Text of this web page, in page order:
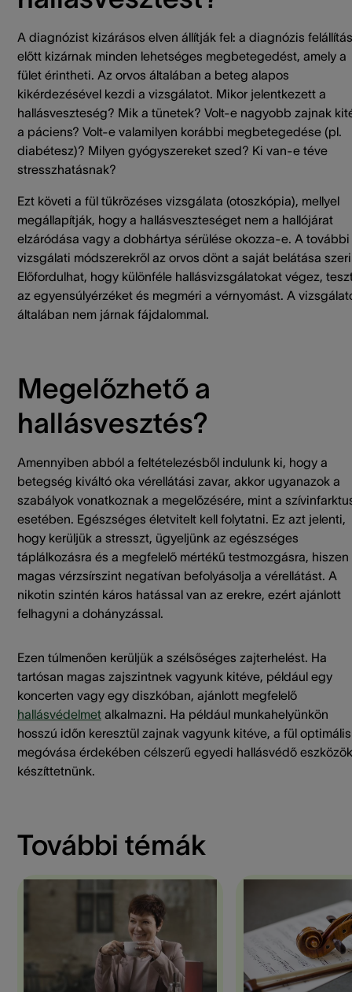
A diagnózist kizárásos elven állítják fel: a diagnózis
előtt kizárnak minden lehetséges megbetegedést, amely a
fület érintheti. Az orvos általában a beteg alapos
kikérdezésével kezdi a vizsgálatot. Mikor jelentkezett a
hallásveszteség? Mik a tünetek? Volt-e nagyobb zajnak
a páciens? Volt-e valamilyen korábbi megbetegedése (pl.
diabétesz)? Milyen gyógyszereket szed? Ki van-e téve
stresszhatásnak?
Ezt követi a fül tükrözéses vizsgálata (otoszkópia), mellyel
megállapítják, hogy a hallásveszteséget nem a hallójárat
elzáródása vagy a dobhártya sérülése okozza-e. A további
vizsgálati módszerekről az orvos dönt a saját belátása
Előfordulhat, hogy különféle hallásvizsgálatokat végez,
az egyensúlyérzéket és megméri a vérnyomást. A
általában nem járnak fájdalommal.
Megelőzhető a
hallásvesztés?
Amennyiben abból a feltételezésből indulunk ki, hogy a
betegség kiváltó oka vérellátási zavar, akkor ugyanazok a
szabályok vonatkoznak a megelőzésére, mint a
esetében. Egészséges életvitelt kell folytatni. Ez azt jelenti,
hogy kerüljük a stresszt, ügyeljünk az egészséges
táplálkozásra és a megfelelő mértékű testmozgásra, hiszen
magas vérzsírszint negatívan befolyásolja a vérellátást. A
nikotin szintén káros hatással van az erekre, ezért ajánlott
felhagyni a dohányzással.
Ezen túlmenően kerüljük a szélsőséges zajterhelést. Ha
tartósan magas zajszintnek vagyunk kitéve, például egy
koncerten vagy egy diszkóban, ajánlott megfelelő
hallásvédelmet alkalmazni. Ha például munkahelyünkön
hosszú időn keresztül zajnak vagyunk kitéve, a fül optimális
megóvása érdekében célszerű egyedi hallásvédő
készíttetnünk.
További témák